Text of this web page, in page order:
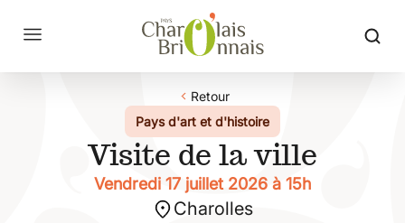
Retour
Pays d'art et d'histoire
Visite de la ville
Vendredi 17 juillet 2026 à 15h
Charolles